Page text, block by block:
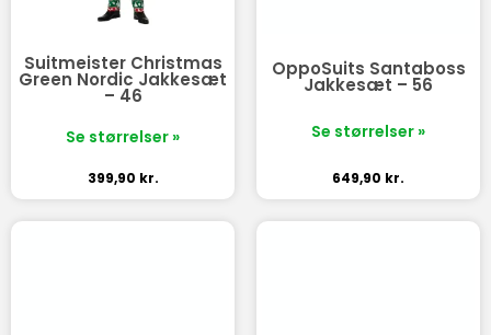
Suitmeister Christmas
Green Nordic Jakkesæt
– 46
Se størrelser »
399,90 kr.
OppoSuits Santaboss
Jakkesæt – 56
Se størrelser »
649,90 kr.